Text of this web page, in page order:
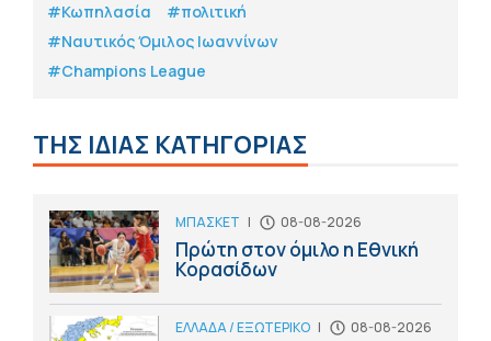
#Κωπηλασία
#πολιτική
#Ναυτικός Όμιλος Ιωαννίνων
#Champions League
ΤΗΣ ΙΔΙΑΣ ΚΑΤΗΓΟΡΙΑΣ
ΜΠΑΣΚΕΤ | 08-08-2026
Πρώτη στον όμιλο η Εθνική
Κορασίδων
ΕΛΛΑΔΑ / ΕΞΩΤΕΡΙΚΟ | 08-08-2026